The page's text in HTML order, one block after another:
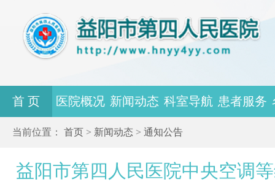
首 页 医院概况 新闻动态 科室导航 患者服务
当前位置： 首页 > 新闻动态 > 通知公告
益阳市第四人民医院中央空调